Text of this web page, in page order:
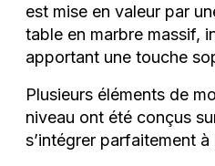
est mise en valeur par
table en marbre massif,
apportant une touche
Plusieurs éléments de
niveau ont été conçus
s’intégrer parfaitement à